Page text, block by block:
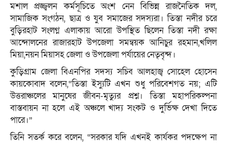
মশাল প্রজ্জ্বলন কর্মসূচিতে অংশ নেন বিভিন্ন রাজনৈতিক দল,
সামাজিক সংগঠন, ছাত্র ও যুব সমাজের সদস্যরা। তিস্তা নদীর চরে
বুড়িরহাট সংলগ্ন এলাকায় আরো উপস্থিত ছিলেন তিস্তা নদী রক্ষা
আন্দোলনের রাজারহাট উপজেলা সমন্বয়ক আনিচুর রহমান,খলিল
মিয়া,নয়ন মিয়াসহ জেলা ও উপজেলা পর্যায়ের নেতৃবৃন্দ।
কুড়িগ্রাম জেলা বিএনপির সদস্য সচিব আলহাজ্ব সোহেল হোসেন
কায়কোবাদ বলেন,“তিস্তা ইস্যুটি এখন শুধু পরিবেশগত নয়; এটি
উত্তরাঞ্চলের মানুষের জীবন-মৃত্যুর প্রশ্ন। তিস্তা মহাপরিকল্পনা
বাস্তবায়ন না হলে এই অঞ্চলে খাদ্য সংকট ও দুর্ভিক্ষ দেখা দিতে
পারে।”
তিনি সতর্ক করে বলেন, “সরকার যদি এখনই কার্যকর পদক্ষেপ না